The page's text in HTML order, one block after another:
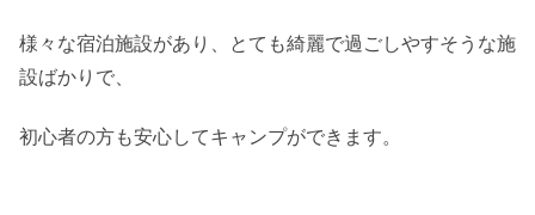
様々な宿泊施設があり、とても綺麗で過ごしやすそうな施
設ばかりで、
初心者の方も安心してキャンプができます。